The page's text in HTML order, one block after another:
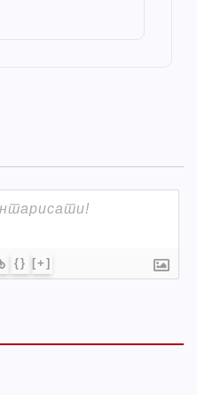
{} [+]